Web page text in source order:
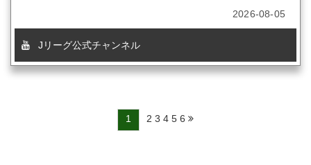
2026-08-05
Jリーグ公式チャンネル
1 2 3 4 5 6